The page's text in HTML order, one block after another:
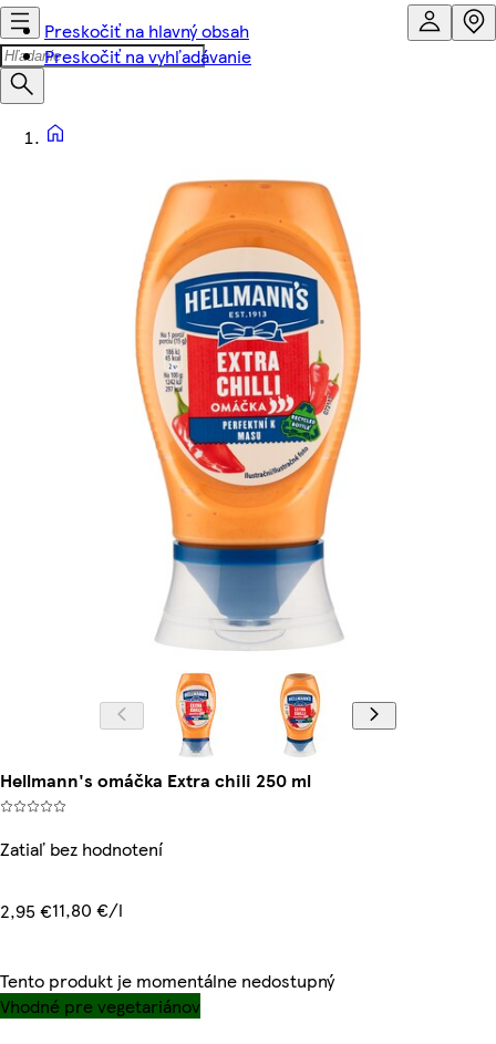
Preskočiť na hlavný obsah
Preskočiť na vyhľadávanie
Hellmann's omáčka Extra chili 250 ml
Zatiaľ bez hodnotení
2,95 €11,80 €/l
Tento produkt je momentálne nedostupný
Vhodné pre vegetariánov